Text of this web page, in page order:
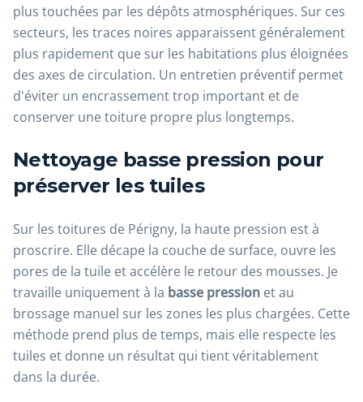
plus touchées par les dépôts atmosphériques. Sur ces
secteurs, les traces noires apparaissent généralement
plus rapidement que sur les habitations plus éloignées
des axes de circulation. Un entretien préventif permet
d'éviter un encrassement trop important et de
conserver une toiture propre plus longtemps.
Nettoyage basse pression pour
préserver les tuiles
Sur les toitures de Périgny, la haute pression est à
proscrire. Elle décape la couche de surface, ouvre les
pores de la tuile et accélère le retour des mousses. Je
travaille uniquement à la basse pression et au
brossage manuel sur les zones les plus chargées. Cette
méthode prend plus de temps, mais elle respecte les
tuiles et donne un résultat qui tient véritablement
dans la durée.